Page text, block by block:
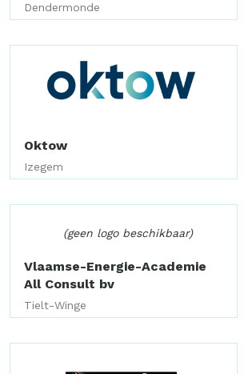
Dendermonde
Oktow
Izegem
(geen logo beschikbaar)
Vlaamse-Energie-Academie
All Consult bv
Tielt-Winge